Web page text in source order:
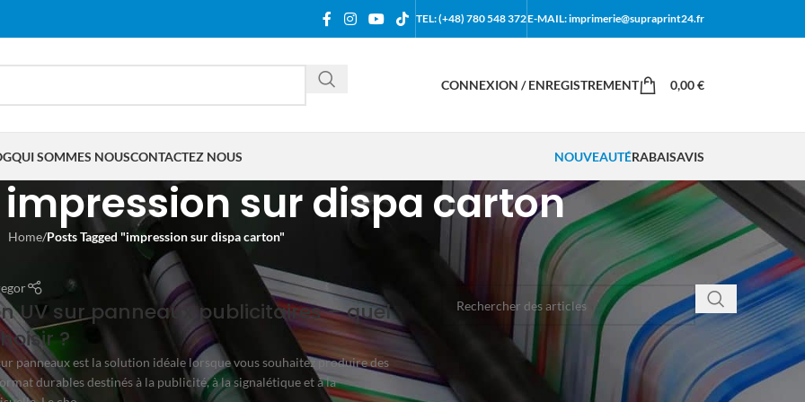
TEL: (+48) 780 548 372E-MAIL: imprimerie@supraprint24.fr
CONNEXION / ENREGISTREMENT 0,00€
QUI SOMMES NOUSCONTACTEZ NOUS NOUVEAUTÉRABAISAVIS
sur dispa carton
Home/Posts Tagged "impression sur dispa carton"
UV sur panneaux publicitaires – quel
?
panneaux est la solution idéale lorsque vous souhaitez produire des
durables destinés à la publicité, à la signalétique et à la
RECHERCHER DANS LE BLOG
CATÉGORIES